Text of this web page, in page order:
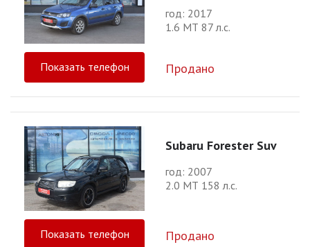
год: 2017
1.6 МТ 87 л.с.
Показать телефон Продано
Subaru Forester Suv
год: 2007
2.0 МТ 158 л.с.
Показать телефон Продано